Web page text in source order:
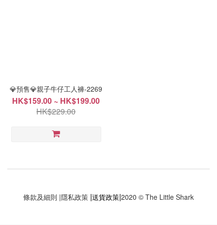
💎預售💎親子牛仔工人褲-2269
HK$159.00 ~ HK$199.00
HK$229.00
條款及細則 |隱私政策 |送貨政策|2020 © The Little Shark